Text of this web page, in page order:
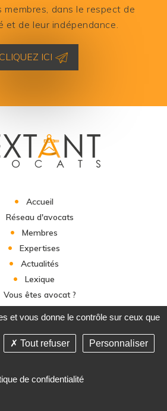
membres, dans le respect de
et de leur indépendance.
CLIQUEZ ICI
Accueil
Réseau d'avocats
Membres
Expertises
Actualités
Lexique
Vous êtes avocat ?
& Réalisation : Answeb -
et vous donne le contrôle sur ceux que
Tout refuser Personnaliser
de confidentialité